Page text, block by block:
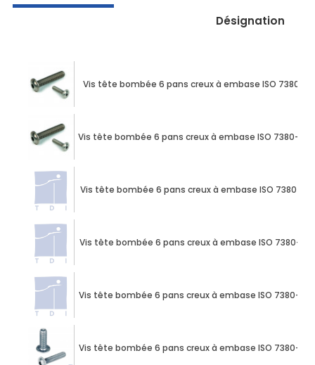
Désignation
Vis tête bombée 6 pans creux à embase ISO 7380-2
Vis tête bombée 6 pans creux à embase ISO 7380-2
Vis tête bombée 6 pans creux à embase ISO 7380-2
Vis tête bombée 6 pans creux à embase ISO 7380-2
Vis tête bombée 6 pans creux à embase ISO 7380-2
Vis tête bombée 6 pans creux à embase ISO 7380-2